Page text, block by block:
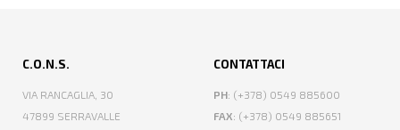
C.O.N.S.
VIA RANCAGLIA, 30
47899 SERRAVALLE
CONTATTACI
PH: (+378) 0549 885600
FAX: (+378) 0549 885651